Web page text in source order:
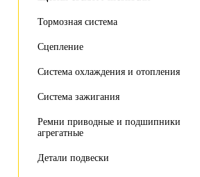
Тормозная система
Сцепление
Система охлаждения и отопления
Система зажигания
Ремни приводные и подшипники
агрегатные
Детали подвески